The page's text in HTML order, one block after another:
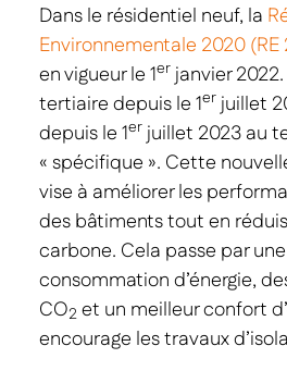
Dans le résidentiel neuf, la
Environnementale 2020 (RE
en vigueur le 1erjanvier
tertiaire depuis le 1erjuillet
depuis le 1erjuillet 2023 au
« spécifique ». Cette
vise à améliorer les
des bâtiments tout en
carbone. Cela passe par
consommation d’énergie,
CO2 et un meilleur confort
encourage les travaux